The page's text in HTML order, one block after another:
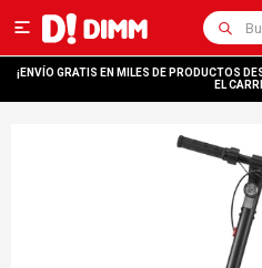

¡ENVÍO GRATIS EN MILES DE PRODUCTOS
EL